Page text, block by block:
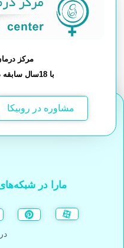
مرکز
با 18سال سابقه درمانی در شرق کشور
مشاوره در روبیکا
مارا در